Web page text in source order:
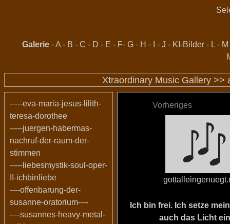
Galerie -A - B - C - D - E - F- G - H - - J - KI-Bilder - L - M
Xtraordinary Music Gallery >>
-----eva-maria-jesus-lilith-
teresa-dorothee
-----juergen-habermas-
nachruf-der-raum-der-
stimmen
-----liebesmystik-soul-oper-
II-ichbinliebe
----offenbarung-der-
susanne-oratorium----
----susannes-heavy-metal-
Vorheriges
Ich bin frei. Ich setze
auch das Licht